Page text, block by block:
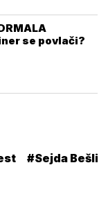
se povlači?
#Sejda